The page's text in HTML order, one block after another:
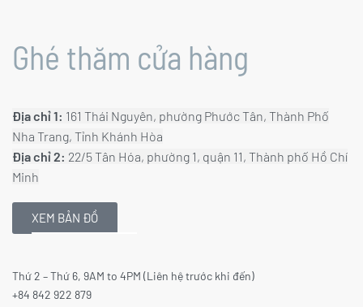
Ghé thăm cửa hàng
Địa chỉ 1: 161 Thái Nguyên, phường Phước Tân, Thành Phố
Nha Trang, Tỉnh Khánh Hòa
Địa chỉ 2: 22/5 Tân Hóa, phường 1, quận 11, Thành phố Hồ Chí
Minh
XEM BẢN ĐỒ
Thứ 2 – Thứ 6, 9AM to 4PM (Liên hệ trước khi đến)
+84 842 922 879